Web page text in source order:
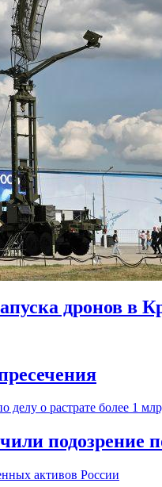
дронов в
подозрение